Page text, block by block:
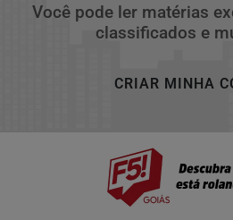
Você pode ler matérias
classificados e
CRIAR MINHA